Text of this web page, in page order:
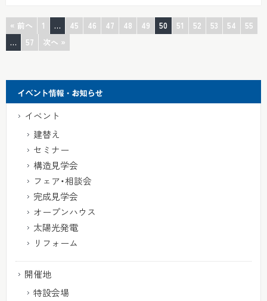
« 前へ 1 … 45 46 47 48 49 50 51 52 53 54
55
…
57 次へ »
イベント
建替え
セミナー
構造見学会
フェア・相談会
完成見学会
オープンハウス
太陽光発電
リフォーム
開催地
特設会場